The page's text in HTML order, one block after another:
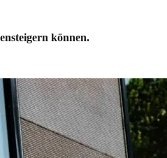
können.